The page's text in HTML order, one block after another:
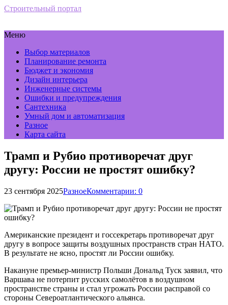
Строительный портал
Меню
Выбор материалов
Планирование ремонта
Бюджет и экономия
Дизайн интерьера
Инженерные системы
Ошибки и предупреждения
Сантехника
Умный дом и автоматизация
Разное
Карта сайта
Трамп и Рубио противоречат друг
другу: России не простят ошибку?
23 сентября 2025РазноеКомментарии: 0
Американские президент и госсекретарь противоречат друг
другу в вопросе защиты воздушных пространств стран НАТО.
В результате не ясно, простят ли России ошибку.
Накануне премьер-министр Польши Дональд Туск заявил, что
Варшава не потерпит русских самолётов в воздушном
пространстве страны и стал угрожать России расправой со
стороны Североатлантического альянса.